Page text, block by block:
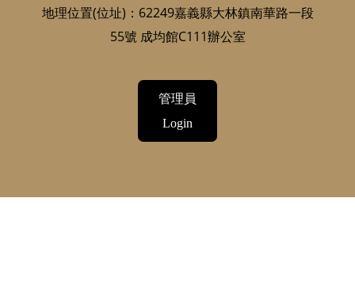
地理位置(位址)：62249嘉義縣大林鎮南華路一段
55號 成均館C111辦公室
管理員
Login